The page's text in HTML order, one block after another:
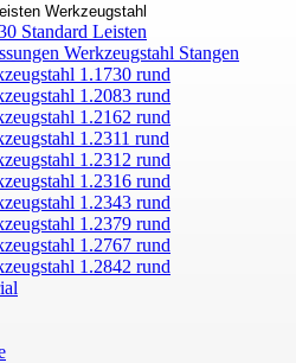
Werkzeugstahl
Standard Leisten
Werkzeugstahl Stangen
1.1730 rund
1.2083 rund
1.2162 rund
1.2311 rund
1.2312 rund
1.2316 rund
1.2343 rund
1.2379 rund
1.2767 rund
1.2842 rund